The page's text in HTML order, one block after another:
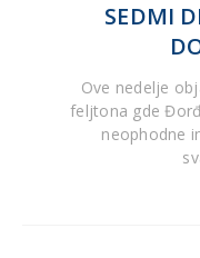
SEDMI
Ove nedelje
feljtona gde
neophodne